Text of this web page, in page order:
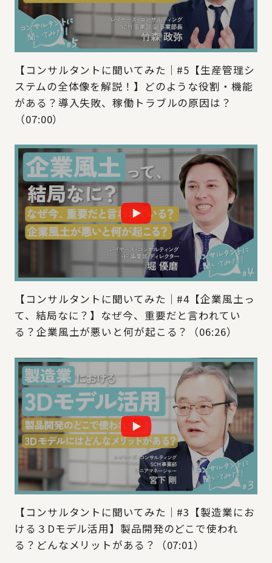
【コンサルタントに聞いてみた｜#5【生産管理シ
ステムの全体像を解説！】どのような役割・機能
がある？導入失敗、稼働トラブルの原因は？
（07:00）
【コンサルタントに聞いてみた｜#4【企業風土っ
て、結局なに？】なぜ今、重要だと言われてい
る？企業風土が悪いと何が起こる？（06:26）
【コンサルタントに聞いてみた｜#3【製造業にお
ける３Dモデル活用】製品開発のどこで使われ
る？どんなメリットがある？（07:01）